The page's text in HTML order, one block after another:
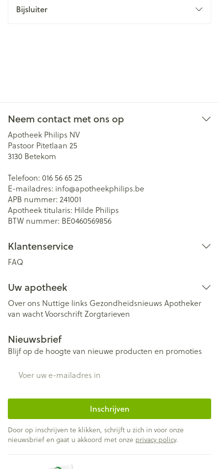
Bijsluiter
Neem contact met ons op
Apotheek Philips NV
Pastoor Pitetlaan 25
3130 Betekom
Telefoon: 016 56 65 25
E-mailadres: info@apotheekphilips.be
APB nummer: 241001
Apotheek titularis: Hilde Philips
BTW nummer: BE0460569856
Klantenservice
FAQ
Uw apotheek
Over ons Nuttige links Gezondheidsnieuws Apotheker
van wachtVoorschriftZorgtarieven
Nieuwsbrief
Blijf op de hoogte van nieuwe producten en promoties
Inschrijven
Door op inschrijven te klikken, schrijft u zich in voor onze
nieuwsbrief en gaat u akkoord met onze privacy policy.